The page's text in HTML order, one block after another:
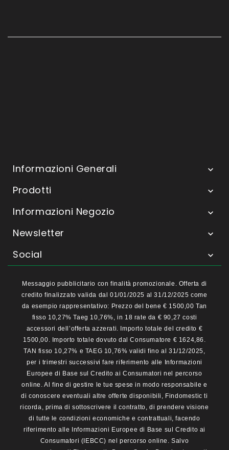
Informazioni Generali 
Prodotti 
Informazioni Negozio 
Newsletter 
Social 
Messaggio pubblicitario con finalità promozionale. Offerta di
credito finalizzato valida dal 01/01/2025 al 31/12/2025 come
da esempio rappresentativo: Prezzo del bene € 1500,00 Tan
fisso 10,27% Taeg 10,76%, in 18 rate da € 90,27 costi
accessori dell’offerta azzerati. Importo totale del credito €
1500,00. Importo totale dovuto dal Consumatore € 1624,86.
TAN fisso 10,27% e TAEG 10,76% validi fino al 31/12/2025,
per i trimestri successivi fare riferimento alle Informazioni
Europee di Base sul Credito ai Consumatori nel percorso
online. Al fine di gestire le tue spese in modo responsabile e
di conoscere eventuali altre offerte disponibili, Findomestic ti
ricorda, prima di sottoscrivere il contratto, di prendere visione
di tutte le condizioni economiche e contrattuali, facendo
riferimento alle Informazioni Europee di Base sul Credito ai
Consumatori (IEBCC) nel percorso online. Salvo